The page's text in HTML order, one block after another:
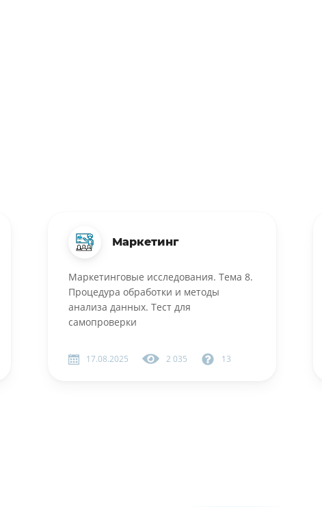
Маркетинг
Маркетинговые исследования. Тема 8.
Процедура обработки и методы
анализа данных. Тест для
самопроверки
17.08.2025 2 035 13